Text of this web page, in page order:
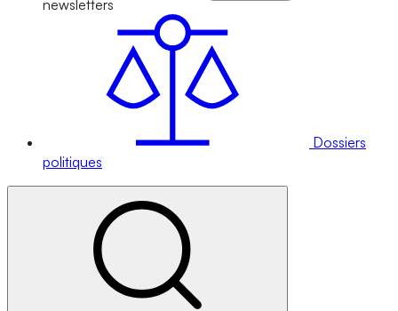
newsletters
Dossiers
politiques